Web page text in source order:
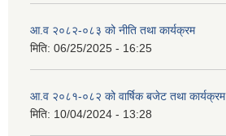
आ.व २०८२-०८३ को नीति तथा कार्यक्रम
मिति: 06/25/2025 - 16:25
आ.व २०८१-०८२ को वार्षिक बजेट तथा कार्यक्रम
मिति: 10/04/2024 - 13:28